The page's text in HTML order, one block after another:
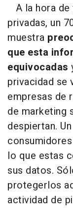
A la hora
privadas, un
muestra
que esta
equivocadas
privacidad se
empresas de
de marketing
despiertan.
lo que estas
sus datos.
protegerlos
actividad de